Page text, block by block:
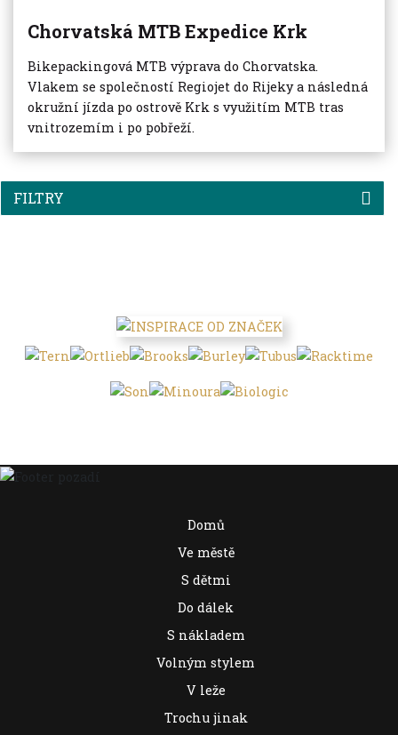
FILTRY
Chorvatská MTB Expedice Krk
Bikepackingová MTB výprava do Chorvatska.
Vlakem se společností Regiojet do Rijeky a následná
okružní jízda po ostrově Krk s využitím MTB tras
vnitrozemím i po pobřeží.
Domů
Ve městě
S dětmi
Do dálek
S nákladem
Volným stylem
V leže
Trochu jinak